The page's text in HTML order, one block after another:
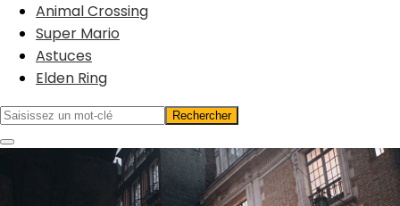
Animal Crossing
Super Mario
Astuces
Elden Ring